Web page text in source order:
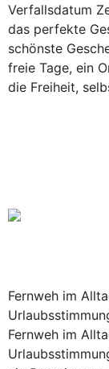
Verfallsdatum
das perfekte
schönste
freie Tage, ein
die Freiheit,
Fernweh im
Fernweh im